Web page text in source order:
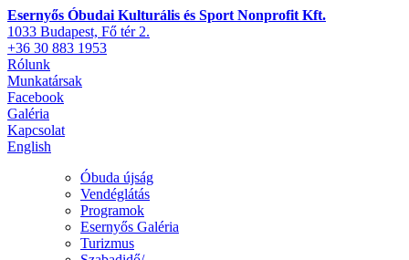
Esernyős Óbudai Kulturális és Sport Nonprofit Kft.
1033 Budapest, Fő tér 2.
+36 30 883 1953
Rólunk
Munkatársak
Facebook
Galéria
Kapcsolat
English
Óbuda újság
Vendéglátás
Programok
Esernyős Galéria
Turizmus